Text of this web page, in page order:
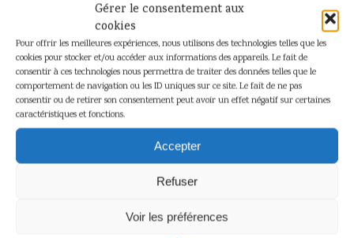
Gérer le consentement aux
cookies
Pour offrir les meilleures expériences, nous utilisons des technologies telles que les
cookies pour stocker et/ou accéder aux informations des appareils. Le fait de
consentir à ces technologies nous permettra de traiter des données telles que le
comportement de navigation ou les ID uniques sur ce site. Le fait de ne pas
consentir ou de retirer son consentement peut avoir un effet négatif sur certaines
caractéristiques et fonctions.
Accepter
Refuser
Voir les préférences
Hergé – Le
taxi Tintin
en Amérique